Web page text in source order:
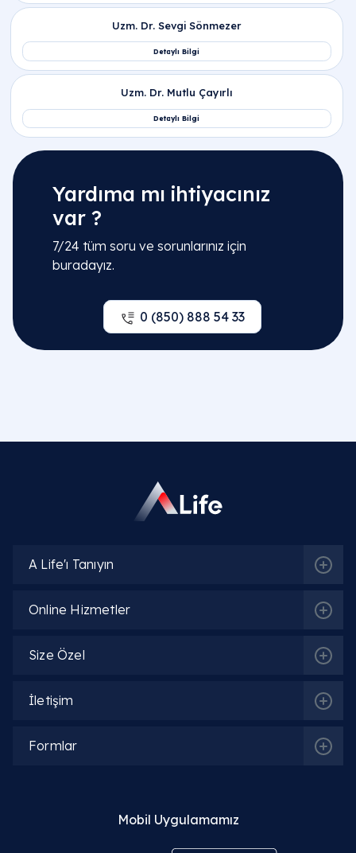
Yardıma mı ihtiyacınız
var ?
7/24 tüm soru ve sorunlarınız için
buradayız.
0 (850) 888 54 33
A Life'ı Tanıyın
Online Hizmetler
Size Özel
İletişim
Formlar
Mobil Uygulamamız